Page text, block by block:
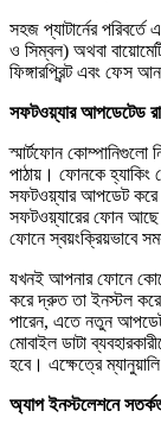
সহজ প্যাটার্নের
ও সিম্বল) অথবা
ফিঙ্গারপ্রিন্ট এবং ফেস
সফটওয়্যার আপডেটেড
স্মার্টফোন কোম্পানিগুলো
পাঠায়। ফোনকে হ্যাকিং
সফটওয়্যার আপডেট করে
সফটওয়্যারের ফোন আছে
ফোনে স্বয়ংক্রিয়ভাবে
যখনই আপনার ফোনে
করে দ্রুত তা ইনস্টল
পারেন, এতে নতুন
মোবাইল ডাটা
হবে। এক্ষেত্রে
অ্যাপ ইনস্টলেশনে